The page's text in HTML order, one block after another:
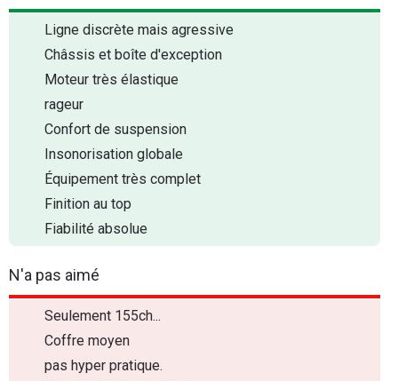
Ligne discrète mais agressive
Châssis et boîte d'exception
Moteur très élastique
rageur
Confort de suspension
Insonorisation globale
Équipement très complet
Finition au top
Fiabilité absolue
N'a pas aimé
Seulement 155ch...
Coffre moyen
pas hyper pratique.